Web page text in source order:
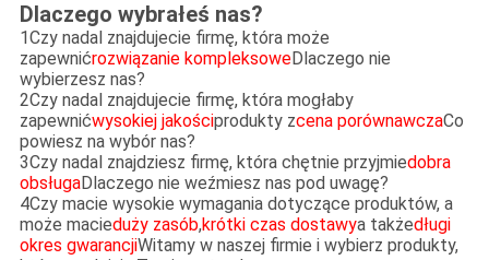
Dlaczego wybrałeś nas?
1Czy nadal znajdujecie firmę, która może
zapewnićrozwiązanie kompleksoweDlaczego nie
wybierzesz nas?
2Czy nadal znajdujecie firmę, która mogłaby
zapewnićwysokiej jakościprodukty zcena porównawczaCo
powiesz na wybór nas?
3Czy nadal znajdziesz firmę, która chętnie przyjmiedobra
obsługaDlaczego nie weźmiesz nas pod uwagę?
4Czy macie wysokie wymagania dotyczące produktów, a
może macieduży zasób,krótki czas dostawya takżedługi
okres gwarancjiWitamy w naszej firmie i wybierz produkty,